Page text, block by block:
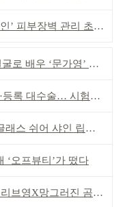
장벽 관리 초점 ‘리브랜딩’
배우 ‘문가영’ 발탁
수술… 시험자료 공용 허용
쉬어 샤인 립스틱’ 출시
‘오프뷰티’가 떴다
영X망그러진 곰 콜라보